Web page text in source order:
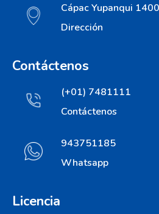
Cápac Yupanqui
Dirección
Contáctenos
(+01) 7481111
Contáctenos
943751185
Whatsapp
Licencia